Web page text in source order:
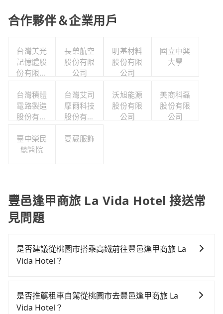
合作夥伴＆企業用戶
台灣美光
記憶體股
份有限公
長榮航空
股份有限
公司
明基材料
股份有限
公司
國立中興
大學
台灣積體
電路製造
股份有限
台灣艾司
摩爾科技
股份有限
沃旭能源
股份有限
公司
美商科磊
股份有限
公司
臺中榮民
總醫院
夏葳服飾
豐邑逢甲商旅 La Vida Hotel 接送常
見問題
是否建議從桃園市搭乘高鐵前往豐邑逢甲商旅 La
Vida Hotel？
Hotel，高鐵較貴、費時、轉車麻煩！從最早06:49一直
到23:21，桃園-台中一天最多有72班次高鐵可搭乘。假
是否推薦租車自駕從桃園市去豐邑逢甲商旅 La
Vida Hotel？